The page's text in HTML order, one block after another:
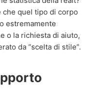
quel tipo di corpo
estremamente
o la richiesta di aiuto,
da “scelta di stile”.